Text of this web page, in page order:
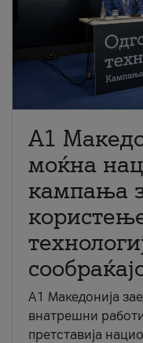
A1
моќна
кампања
A1 Македонија
внатрешни
претставија